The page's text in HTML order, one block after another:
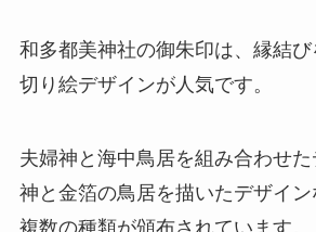
和多都美神社の御朱印は、縁結
切り絵デザインが人気です。
夫婦神と海中鳥居を組み合わせ
神と金箔の鳥居を描いたデザイン
複数の種類が頒布されています。